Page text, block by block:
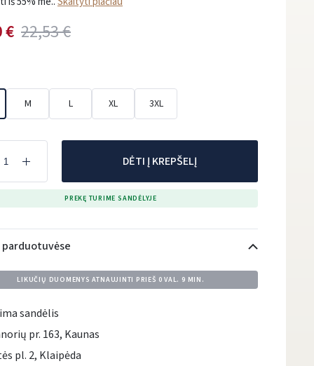
22,53 €
€
M L XL 3XL
DĖTI Į KREPŠELĮ
PREKĘ TURIME SANDĖLYJE
parduotuvėse
LIKUČIŲ DUOMENYS ATNAUJINTI PRIEŠ 0 VAL. 9 MIN.
sandėlis
pr. 163, Kaunas
pl. 2, Klaipėda